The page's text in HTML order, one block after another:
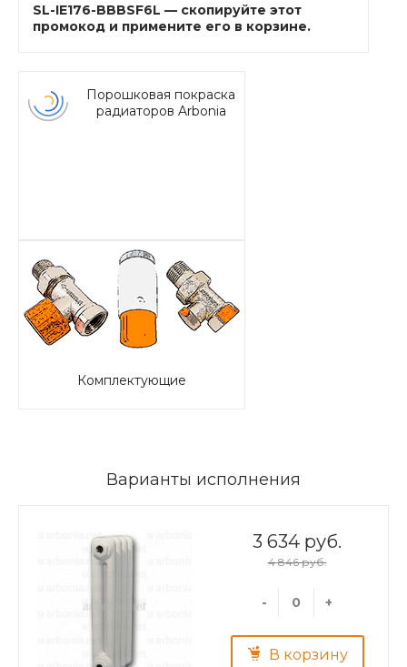
SL-IE176-BBBSF6L — скопируйте этот
промокод и примените его в корзине.
Порошковая покраска
радиаторов Arbonia
Комплектующие
Варианты исполнения
3 634 руб.
4 846 руб.
- +
В корзину